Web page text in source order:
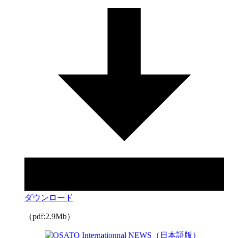
ダウンロード
（pdf:2.9Mb）